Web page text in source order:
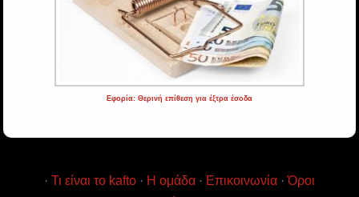
Εφορία: Θερινή επίθεση για έξτρα έσοδα
· Τι είναι το kafto · Η ομάδα · Επικοινωνία ·Όροι